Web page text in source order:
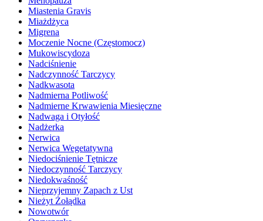
Miastenia Gravis
Miażdżyca
Migrena
Moczenie Nocne (Częstomocz)
Mukowiscydoza
Nadciśnienie
Nadczynność Tarczycy
Nadkwasota
Nadmierna Potliwość
Nadmierne Krwawienia Miesięczne
Nadwaga i Otyłość
Nadżerka
Nerwica
Nerwica Wegetatywna
Niedociśnienie Tętnicze
Niedoczynność Tarczycy
Niedokwaśność
Nieprzyjemny Zapach z Ust
Nieżyt Żołądka
Nowotwór